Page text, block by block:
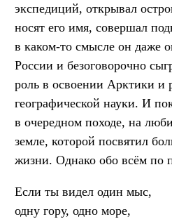
экспедиций, открывал
носят его имя, совершал
в каком-то смысле он даже
России и безоговорочно
роль в освоении Арктики и
географической науки. И
в очередном походе, на
земле, которой посвятил
жизни. Однако обо всём по
Если ты видел один мыс,
одну гору, одно море,